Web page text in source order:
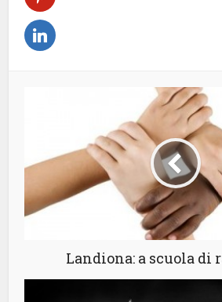
Landiona: a scuola di